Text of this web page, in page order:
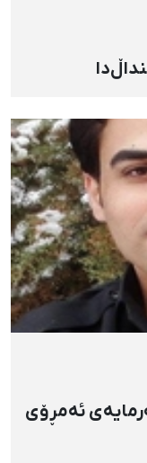
ئه‌مڕۆی